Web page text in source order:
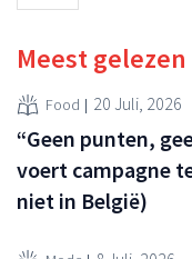
Meest gelezen
Food 20 Juli, 2026
“Geen punten,
voert campagne
niet in België)